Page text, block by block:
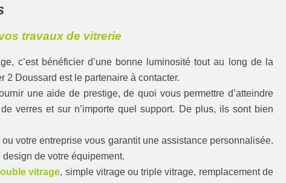
travaux de vitrerie
c’est bénéficier d’une bonne luminosité tout au long de la
2 Doussard est le partenaire à contacter.
une aide de prestige, de quoi vous permettre d’atteindre
verres et sur n’importe quel support. De plus, ils sont bien
votre entreprise vous garantit une assistance personnalisée.
design de votre équipement.
vitrage, simple vitrage ou triple vitrage, remplacement de